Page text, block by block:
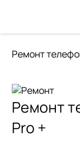
Ремонт
Ремонт
Pro +